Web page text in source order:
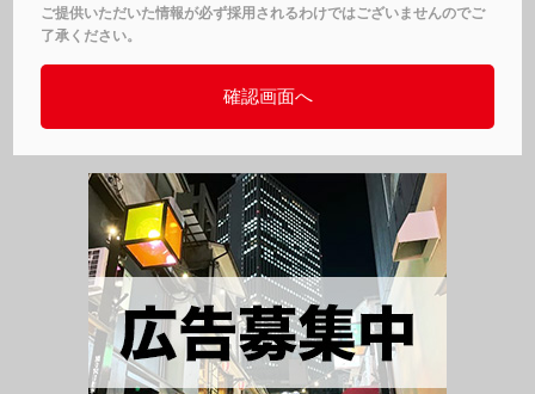
ご提供いただいた情報が必ず採用されるわけではございませんのでご
了承ください。